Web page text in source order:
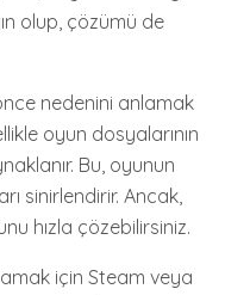
olup, çözümü de
nedenini anlamak
oyun dosyalarının
Bu, oyunun
sinirlendirir. Ancak,
hızla çözebilirsiniz.
için Steam veya